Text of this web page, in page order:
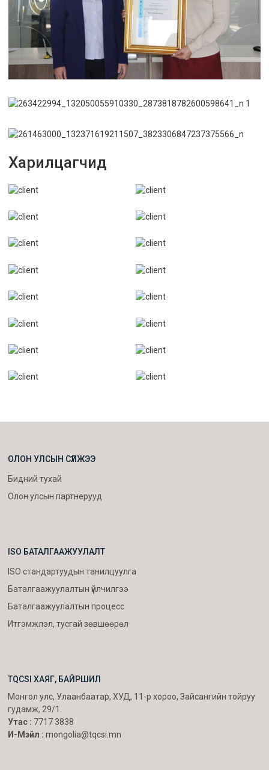
Харилцагчид
ОЛОН УЛСЫН СҮЛЖЭЭ
Бидний тухай
Олон улсын партнерууд
ISO БАТАЛГААЖУУЛАЛТ
ISO стандартуудын танилцуулга
Баталгаажуулалтын үйлчилгээ
Баталгаажуулалтын процесс
Итгэмжлэл, тусгай зөвшөөрөл
TQCSI ХАЯГ, БАЙРШИЛ
Монгол улс, Улаанбаатар, ХУД, 11-р хороо, Зайсангийн тойруу
гудамж, 29/1.
Утас : 7717 3838
И-Мэйл : mongolia@tqcsi.mn